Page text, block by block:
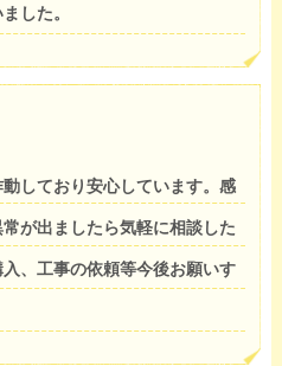
した。
しており安心しています。感
が出ましたら気軽に相談した
、工事の依頼等今後お願いす